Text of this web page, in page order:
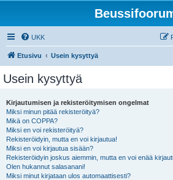
UKK
Etusivu Usein kysyttyä
Usein kysyttyä
Kirjautumisen ja rekisteröitymisen ongelmat
Miksi minun pitää rekisteröityä?
Mikä on COPPA?
Miksi en voi rekisteröityä?
Rekisteröidyin, mutta en voi kirjautua!
Miksi en voi kirjautua sisään?
Rekisteröidyin joskus aiemmin, mutta en voi enää
Olen hukannut salasanani!
Miksi minut kirjataan ulos automaattisesti?